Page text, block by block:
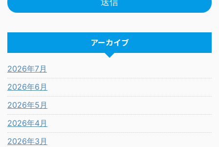
アーカイブ
2026年7月
2026年6月
2026年5月
2026年4月
2026年3月